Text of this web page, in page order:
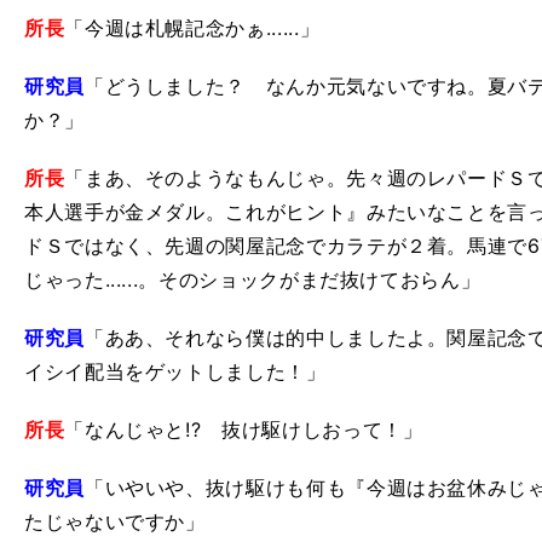
所長 「今週は札幌記念かぁ......」
研究員 「どうしました？ なんか元気ないですね。夏
か？」
所長 「まあ、そのようなもんじゃ。先々週のレパード
本人選手が金メダル。これがヒント』みたいなことを言
ドＳではなく、先週の関屋記念でカラテが２着。馬連で
じゃった......。そのショックがまだ抜けておらん」
研究員 「ああ、それなら僕は的中しましたよ。関屋記
イシイ配当をゲットしました！」
所長 「なんじゃと!? 抜け駆けしおって！」
研究員 「いやいや、抜け駆けも何も『今週はお盆休み
たじゃないですか」